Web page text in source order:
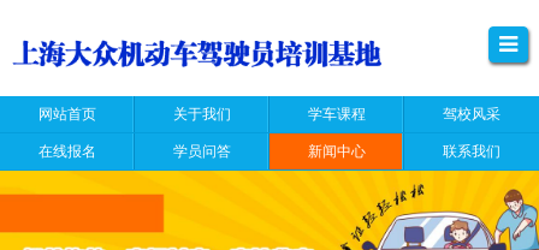
网站首页 关于我们 学车课程 驾校风采
在线报名 学员问答 新闻中心 联系我们